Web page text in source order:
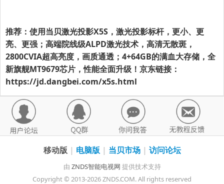
推荐：使用当贝激光投影X5S，激光投影标杆，更小、更
亮、更强；高端院线级ALPD激光技术，高清无散斑，
2800CVIA超高亮度，画质通透；4+64GB的满血大存储，全
新旗舰MT9679芯片，性能全面升级！京东链接：
https://jd.dangbei.com/x5s.html
移动版 | 电脑版 | 当贝市场 | 访问论坛
由 ZNDS智能电视网 提供技术支持
Copyright © 2013-2026 ZNDS.COM. All rights reserved